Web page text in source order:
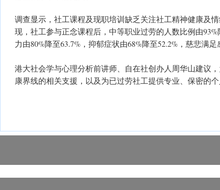
调查显示，社工课程及现职培训缺乏关注社工精神健康及
现，社工参与正念课程后，中等职业过劳的人数比例由
力由80%降至63.7%，抑郁症状由68%降至52.2%，慈悲满
港大社会学与心理分析前讲师、自在社创办人周华山建议
康界线的相关支援，以及为已过劳社工提供专业、保密的